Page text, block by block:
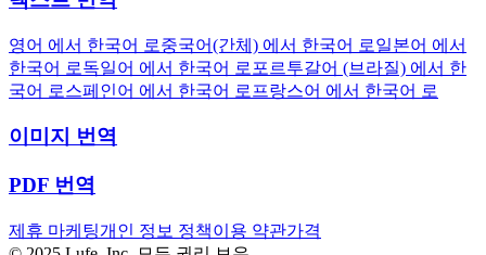
영어 에서 한국어 로중국어(간체) 에서 한국어 로일본어 에서
한국어 로독일어 에서 한국어 로 포르투갈어 (브라질) 에서 한
국어 로스페인어 에서 한국어 로 프랑스어 에서 한국어 로
이미지 번역
PDF 번역
제휴 마케팅개인 정보 정책이용 약관가격